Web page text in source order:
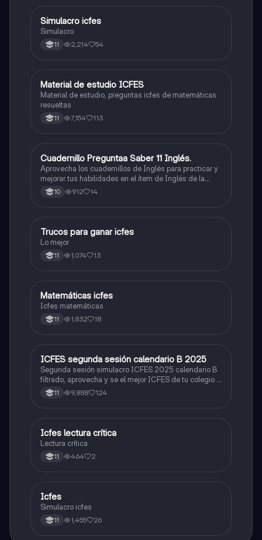
ICFES: Lectura Crítica
Simulacro icfes
Simulacro
11 2,214 54
ICFES: Matemáticas
Material de estudio ICFES
Material de estudio, preguntas icfes de matemáticas
resueltas
11 7,154 113
ICFES: Inglés
Cuadernillo Preguntaa Saber 11 Inglés.
Aprovecha los cuadernillos de Inglés para practicar y
mejorar tus habilidades en el ítem de Inglés de la
Prueba Saber 11. 🫡
10 912 14
Química
Trucos para ganar icfes
Lo mejor
11 1,074 13
ICFES: Matemáticas
Matemáticas icfes
Icfes matemáticas
11 1,832 18
ICFES: Lectura Crítica
ICFES segunda sesión calendario B 2025
Segunda sesión simulacro ICFES 2025 calendario B
filtrado, aprovecha y se el mejor ICFES de tu colegio y
poder ingresar a universidad, y estudiar aquella
carrera con la que tanto sueñas.
11 9,888 124
Lengua Castellana
Icfes lectura crítica
Lectura crítica
11 464 2
ICFES: Sociales y Ciudadanas
Icfes
Simulacro icfes
11 1,455 26